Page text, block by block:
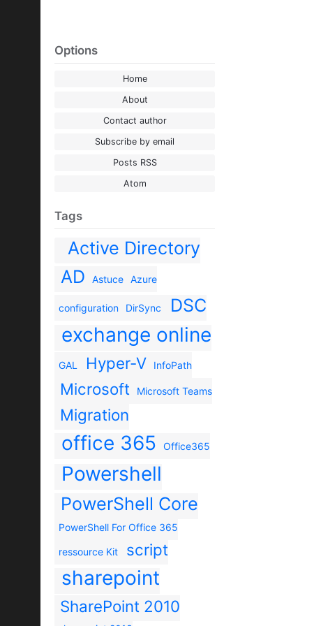
Options
Home
About
Contact author
Subscribe by email
Posts RSS
Atom
Tags
Active Directory
AD
Astuce Azure
configuration DirSync DSC
exchange online
GAL Hyper-V InfoPath
Microsoft Microsoft Teams
Migration
office 365 Office365
Powershell
PowerShell Core
PowerShell For Office 365
ressource Kit script
sharepoint
SharePoint 2010